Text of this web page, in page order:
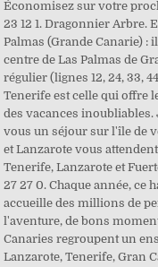
Économisez sur votre
23 12 1. Dragonnier Arbre.
Palmas (Grande Canarie) :
centre de Las Palmas de
régulier (lignes 12, 24, 33,
Tenerife est celle qui offre
des vacances
vous un séjour sur l'île de
et Lanzarote vous
Tenerife, Lanzarote et
27 27 0. Chaque année, ce
accueille des millions de
l'aventure, de bons
Canaries regroupent un
Lanzarote, Tenerife, Gran